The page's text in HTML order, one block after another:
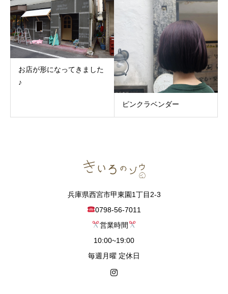
お店が形になってきました
♪
ピンクラベンダー
兵庫県西宮市甲東園1丁目2-3
0798-56-7011
営業時間
10:00~19:00
毎週月曜 定休日